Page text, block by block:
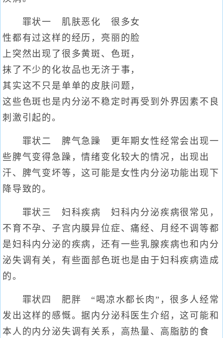
罪状一 肌肤恶化 很多女
性都有过这样的经历，亮丽的脸
上突然出现了很多黄斑、色斑，
抹了不少的化妆品也无济于事，
其实这不只是单单的皮肤问题，
这些色斑也是内分泌不稳定时再受到外界因素不良
刺激引起的。
罪状二 脾气急躁 更年期女性经常会出现一
些脾气变得急躁，情绪变化较大的情况，出现出
汗、脾气变坏等，这可能是女性内分泌功能出现下
降导致的。
罪状三 妇科疾病 妇科内分泌疾病很常见，
不育不孕、子宫内膜异位症、痛经、月经不调等都
是妇科内分泌的疾病，还有一些乳腺疾病也和内分
泌失调有关，有些面部色斑也是由于妇科疾病造成
的。
罪状四 肥胖 “喝凉水都长肉”，很多人经常
发出这样的感慨。据内分泌科医生介绍，这可能和
本人的内分泌失调有关系，高热量、高脂肪的食